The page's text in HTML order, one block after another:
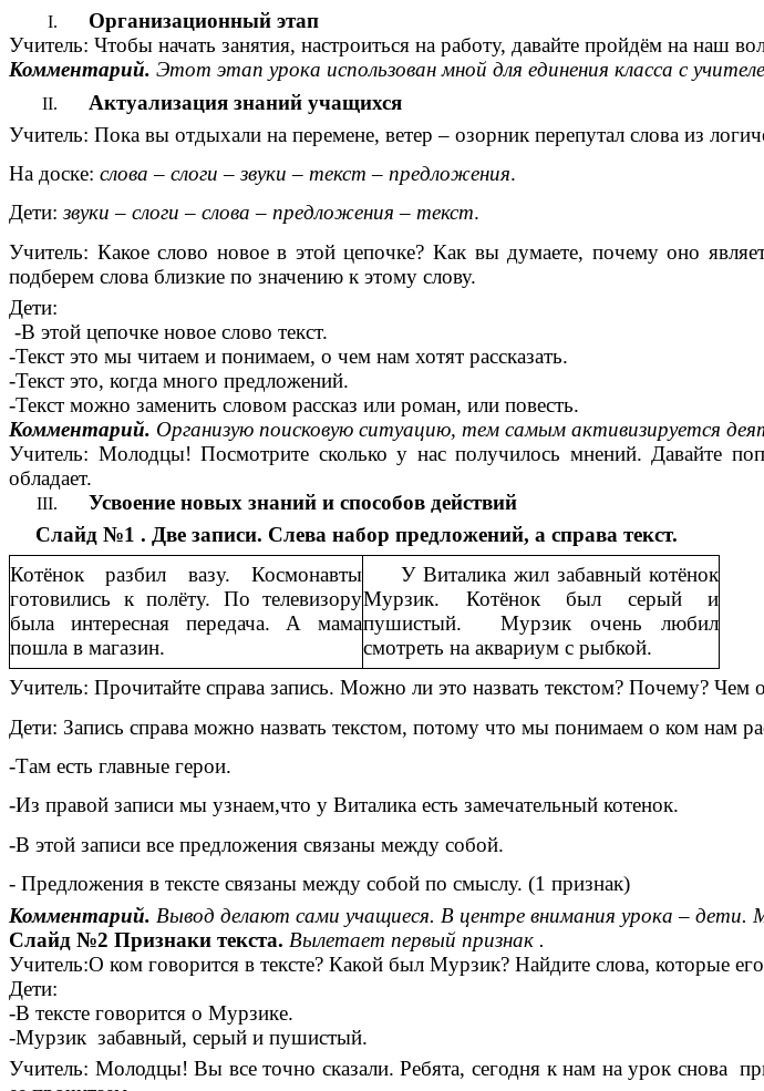
Организационный этап
Учитель: Чтобы начать занятия, настроиться на работу, давайте пройдём на наш
Комментарий. Этот этап урока использован мной для единения класса с
Актуализация знаний учащихся
Учитель: Пока вы отдыхали на перемене, ветер – озорник перепутал слова из
На доске: слова – слоги – звуки – текст – предложения.
Дети: звуки – слоги – слова – предложения – текст.
Учитель: Какое слово новое в этой цепочке? Как вы думаете, почему оно
подберем слова близкие по значению к этому слову.
Дети:
-В этой цепочке новое слово текст.
-Текст это мы читаем и понимаем, о чем нам хотят рассказать.
-Текст это, когда много предложений.
-Текст можно заменить словом рассказ или роман, или повесть.
Комментарий. Организую поисковую ситуацию, тем самым активизируется
Учитель: Молодцы! Посмотрите сколько у нас получилось мнений. Давайте
обладает.
Усвоение новых знаний и способов действий
Слайд №1 . Две записи. Слева набор предложений, а справа текст.
Котёнок разбил вазу. Космонавты
готовились к полёту. По телевизору
была интересная передача. А мама
пошла в магазин.
У Виталика жил забавный котёнок
Мурзик. Котёнок был серый и
пушистый. Мурзик очень любил
смотреть на аквариум с рыбкой.
Учитель: Прочитайте справа запись. Можно ли это назвать текстом? Почему? Чем
Дети: Запись справа можно назвать текстом, потому что мы понимаем о ком нам
-Там есть главные герои.
-Из правой записи мы узнаем,что у Виталика есть замечательный котенок.
-В этой записи все предложения связаны между собой.
- Предложения в тексте связаны между собой по смыслу. (1 признак)
Комментарий. Вывод делают сами учащиеся. В центре внимания урока – дети.
Слайд №2 Признаки текста. Вылетает первый признак .
Учитель:О ком говорится в тексте? Какой был Мурзик? Найдите слова, которые
Дети:
-В тексте говорится о Мурзике.
-Мурзик забавный, серый и пушистый.
Учитель: Молодцы! Вы все точно сказали. Ребята, сегодня к нам на урок